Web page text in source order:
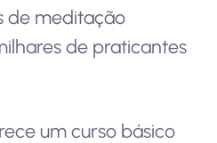
de meditação
de praticantes
um curso básico